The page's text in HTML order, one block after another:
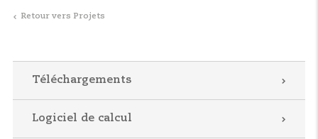
Retour vers Projets
Téléchargements
Logiciel de calcul